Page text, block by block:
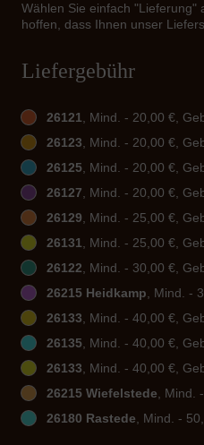
Wählen Sie einfach "Lieferung"
hoffen, dass Ihnen unser
Liefergebühr
26121, Mind. - 20,00 €,
26123, Mind. - 20,00 €,
26125, Mind. - 20,00 €,
26127, Mind. - 20,00 €,
26129, Mind. - 25,00 €,
26131, Mind. - 25,00 €,
26122, Mind. - 30,00 €,
26215 Heidkamp, Mind. -
26133, Mind. - 40,00 €,
26135, Mind. - 40,00 €,
26133, Mind. - 40,00 €,
26215 Wiefelstede, Mind.
26180 Rastede, Mind. -